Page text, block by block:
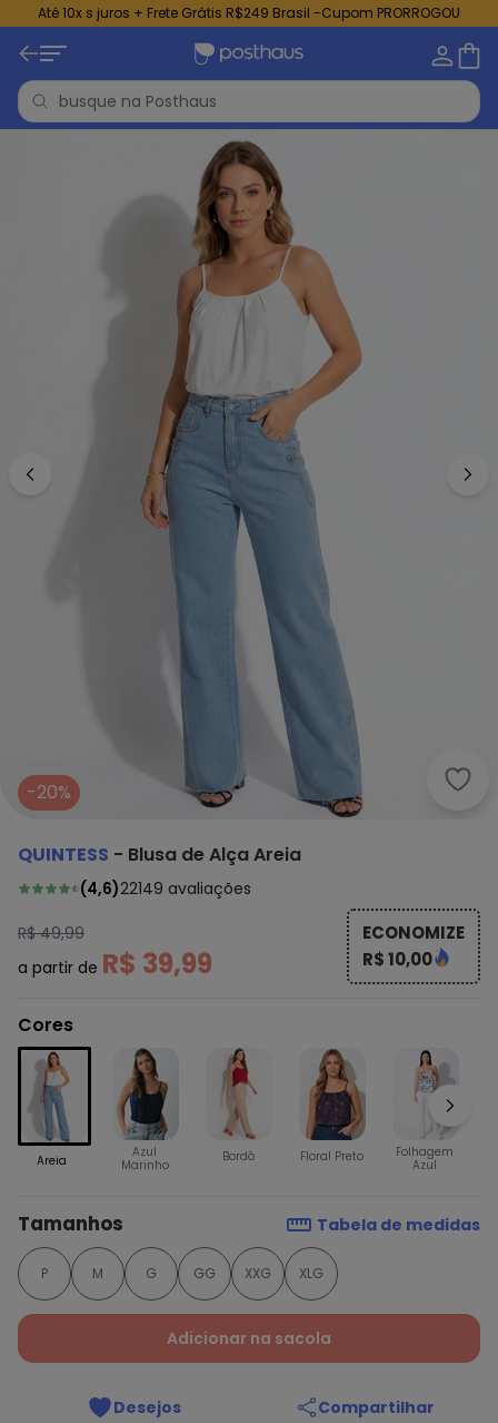
Até 10x s juros + Frete Grátis R$249 Brasil -Cupom PRORROGOU
-20%
QUINTESS - Blusa de Alça Areia
(4,6)22149 avaliações
R$ 49,99
a partir de R$ 39,99
ECONOMIZE
R$ 10,00
Cores
Areia
Azul
Marinho
Bordô Floral Preto
Folhagem
Azul
Tamanhos Tabela de medidas
P M G GG XXG XLG
Adicionar na sacola
Desejos Compartilhar